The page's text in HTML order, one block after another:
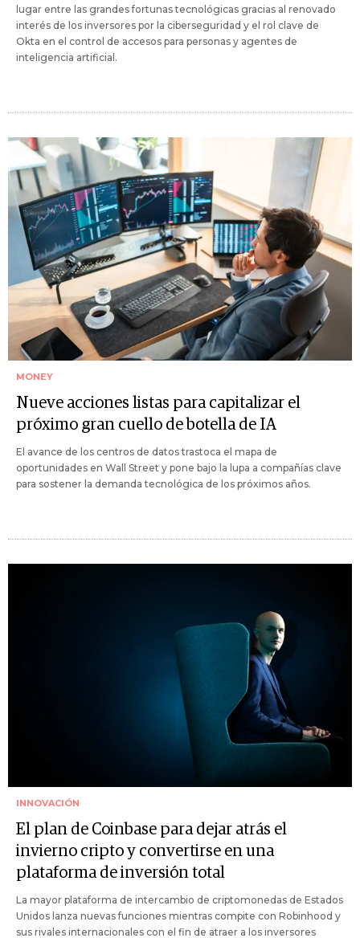
lugar entre las grandes fortunas tecnológicas gracias al renovado
interés de los inversores por la ciberseguridad y el rol clave de
Okta en el control de accesos para personas y agentes de
inteligencia artificial.
MONEY
Nueve acciones listas para capitalizar el
próximo gran cuello de botella de IA
El avance de los centros de datos trastoca el mapa de
oportunidades en Wall Street y pone bajo la lupa a compañías clave
para sostener la demanda tecnológica de los próximos años.
INNOVACIÓN
El plan de Coinbase para dejar atrás el
invierno cripto y convertirse en una
plataforma de inversión total
La mayor plataforma de intercambio de criptomonedas de Estados
Unidos lanza nuevas funciones mientras compite con Robinhood y
sus rivales internacionales con el fin de atraer a los inversores